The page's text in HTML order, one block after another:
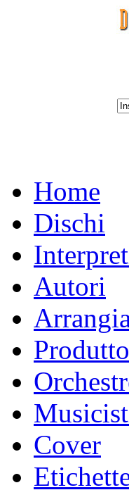
Home
Dischi
Autori
Cover